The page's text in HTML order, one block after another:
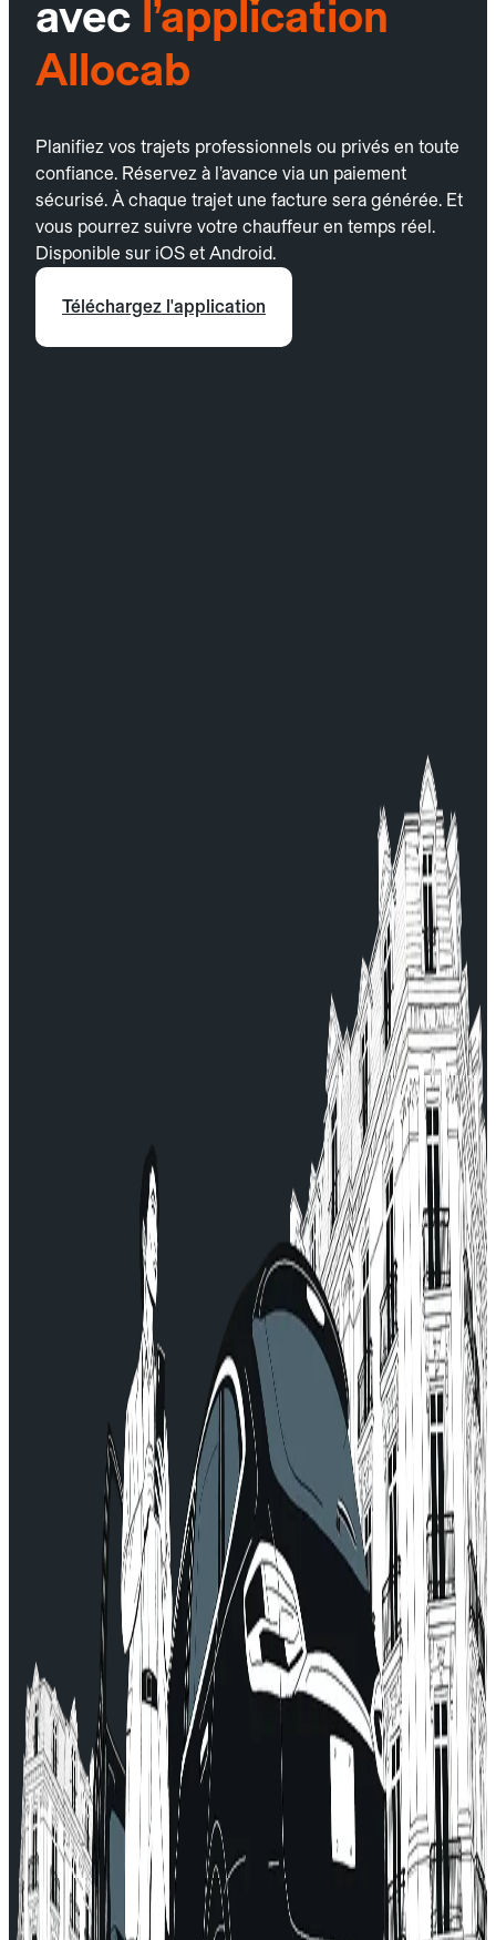
avec l’application
Allocab
Planifiez vos trajets professionnels ou privés en toute
confiance. Réservez à l’avance via un paiement
sécurisé. À chaque trajet une facture sera générée. Et
vous pourrez suivre votre chauffeur en temps réel.
Disponible sur iOS et Android.
Téléchargez l'application